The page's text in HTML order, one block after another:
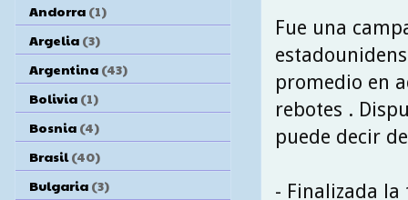
Fue una
promedio en
rebotes .
puede decir
- Finalizada
Andorra (1)
Argelia (3)
Argentina (43)
Bolivia (1)
Bosnia (4)
Brasil (40)
Bulgaria (3)